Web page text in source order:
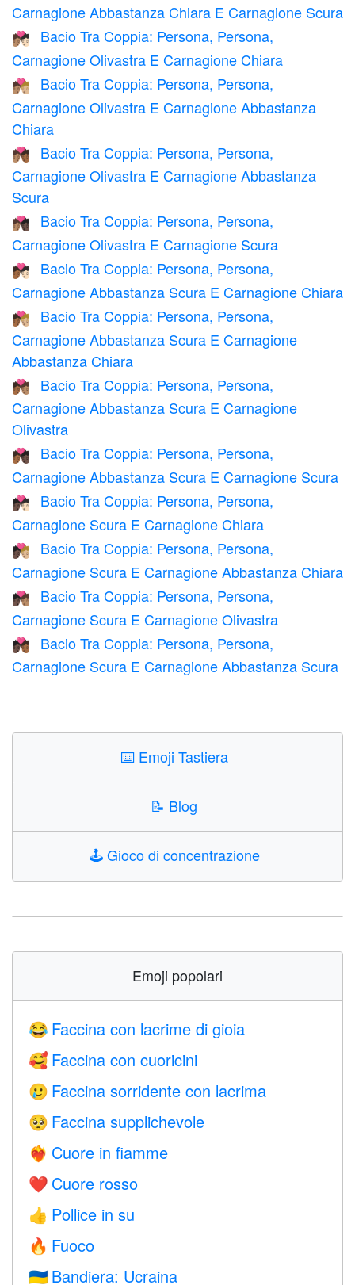
Carnagione Abbastanza Chiara E Carnagione Scura
🧑🏽‍❤️‍💋‍🧑🏻
Bacio Tra Coppia: Persona, Persona,
Carnagione Olivastra E Carnagione Chiara
🧑🏽‍❤️‍💋‍🧑🏼
Bacio Tra Coppia: Persona, Persona,
Carnagione Olivastra E Carnagione Abbastanza
Chiara
🧑🏽‍❤️‍💋‍🧑🏾
Bacio Tra Coppia: Persona, Persona,
Carnagione Olivastra E Carnagione Abbastanza
Scura
🧑🏽‍❤️‍💋‍🧑🏿
Bacio Tra Coppia: Persona, Persona,
Carnagione Olivastra E Carnagione Scura
🧑🏾‍❤️‍💋‍🧑🏻
Bacio Tra Coppia: Persona, Persona,
Carnagione Abbastanza Scura E Carnagione Chiara
🧑🏾‍❤️‍💋‍🧑🏼
Bacio Tra Coppia: Persona, Persona,
Carnagione Abbastanza Scura E Carnagione
Abbastanza Chiara
🧑🏾‍❤️‍💋‍🧑🏽
Bacio Tra Coppia: Persona, Persona,
Carnagione Abbastanza Scura E Carnagione
Olivastra
🧑🏾‍❤️‍💋‍🧑🏿
Bacio Tra Coppia: Persona, Persona,
Carnagione Abbastanza Scura E Carnagione Scura
🧑🏿‍❤️‍💋‍🧑🏻
Bacio Tra Coppia: Persona, Persona,
Carnagione Scura E Carnagione Chiara
🧑🏿‍❤️‍💋‍🧑🏼
Bacio Tra Coppia: Persona, Persona,
Carnagione Scura E Carnagione Abbastanza Chiara
🧑🏿‍❤️‍💋‍🧑🏽
Bacio Tra Coppia: Persona, Persona,
Carnagione Scura E Carnagione Olivastra
🧑🏿‍❤️‍💋‍🧑🏾
Bacio Tra Coppia: Persona, Persona,
Carnagione Scura E Carnagione Abbastanza Scura
⌨️ Emoji Tastiera
📝 Blog
🕹️Gioco di concentrazione
Emoji popolari
😂 Faccina con lacrime di gioia
🥰 Faccina con cuoricini
🥲 Faccina sorridente con lacrima
🥺 Faccina supplichevole
❤️‍🔥 Cuore in fiamme
❤️ Cuore rosso
👍 Pollice in su
🔥 Fuoco
🇺🇦 Bandiera: Ucraina